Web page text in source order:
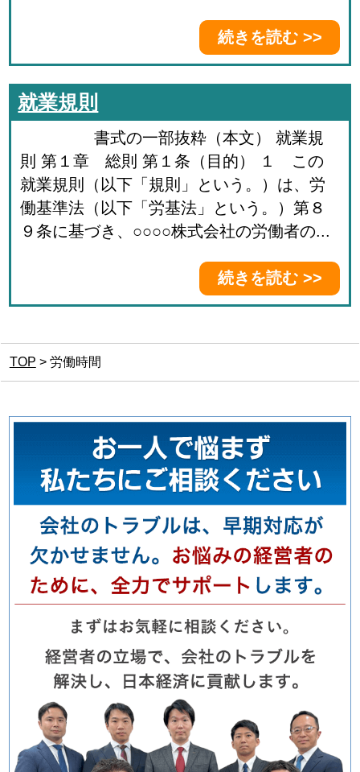
続きを読む >>
就業規則
書式の一部抜粋（本文） 就業規
則 第１章 総則 第１条（目的） １ この
就業規則（以下「規則」という。）は、労
働基準法（以下「労基法」という。）第８
９条に基づき、○○○○株式会社の労働者の...
続きを読む >>
TOP > 労働時間